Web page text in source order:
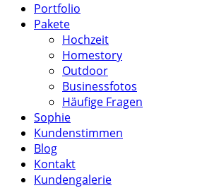
Portfolio
Pakete
Hochzeit
Homestory
Outdoor
Businessfotos
Häufige Fragen
Sophie
Kundenstimmen
Blog
Kontakt
Kundengalerie